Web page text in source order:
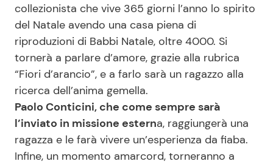
collezionista che vive 365 giorni l’anno lo spirito
del Natale avendo una casa piena di
riproduzioni di Babbi Natale, oltre 4000. Si
tornerà a parlare d’amore, grazie alla rubrica
“Fiori d’arancio”, e a farlo sarà un ragazzo alla
ricerca dell’anima gemella.
Paolo Conticini, che come sempre sarà
l’inviato in missione esterna, raggiungerà una
ragazza e le farà vivere un’esperienza da fiaba.
Infine, un momento amarcord, torneranno a